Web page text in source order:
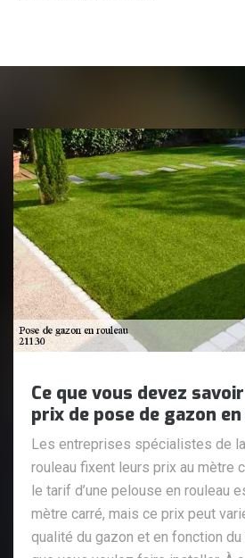
Ce que vous devez
prix de pose de gazon
Les entreprises spécialistes de
rouleau fixent leurs prix au mètre
le tarif d’une pelouse en rouleau
mètre carré, mais ce prix peut
qualité du gazon et en fonction